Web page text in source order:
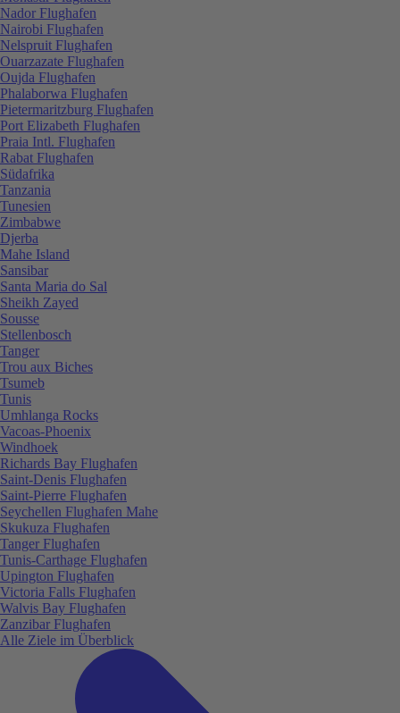
Nador Flughafen
Nairobi Flughafen
Nelspruit Flughafen
Ouarzazate Flughafen
Oujda Flughafen
Phalaborwa Flughafen
Pietermaritzburg Flughafen
Port Elizabeth Flughafen
Praia Intl. Flughafen
Rabat Flughafen
Südafrika
Tanzania
Tunesien
Zimbabwe
Djerba
Mahe Island
Sansibar
Santa Maria do Sal
Sheikh Zayed
Sousse
Stellenbosch
Tanger
Trou aux Biches
Tsumeb
Tunis
Umhlanga Rocks
Vacoas-Phoenix
Windhoek
Richards Bay Flughafen
Saint-Denis Flughafen
Saint-Pierre Flughafen
Seychellen Flughafen Mahe
Skukuza Flughafen
Tanger Flughafen
Tunis-Carthage Flughafen
Upington Flughafen
Victoria Falls Flughafen
Walvis Bay Flughafen
Zanzibar Flughafen
Alle Ziele im Überblick